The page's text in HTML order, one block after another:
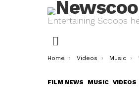
Entertaining Scoops
You are here:
Home Videos Music
FILM NEWS MUSIC VIDEOS